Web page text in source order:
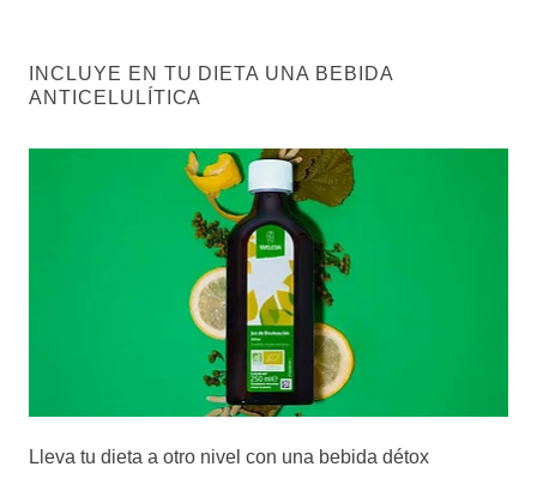
INCLUYE EN TU DIETA UNA BEBIDA
ANTICELULÍTICA
Lleva tu dieta a otro nivel con una bebida détox